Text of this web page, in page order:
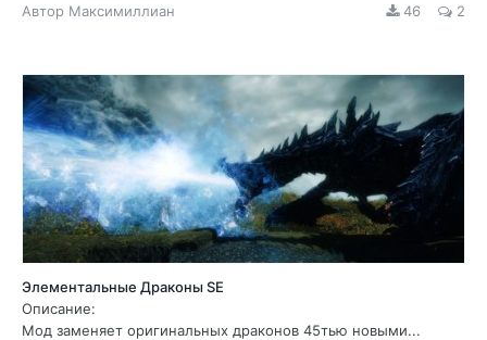
Автор Максимиллиан 46 2
Элементальные Драконы SE
Описание:
Мод заменяет оригинальных драконов 45тью новыми...